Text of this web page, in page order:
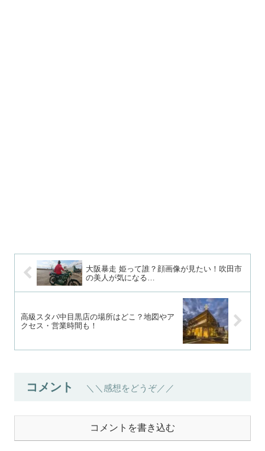
大阪暴走 姫って誰？顔画像が見たい！吹田市
の美人が気になる…
高級スタバ中目黒店の場所はどこ？地図やア
クセス・営業時間も！
コメント ＼＼感想をどうぞ／／
コメントを書き込む